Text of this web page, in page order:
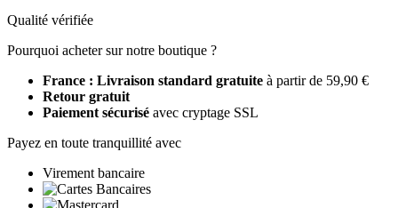
Qualité vérifiée
Pourquoi acheter sur notre boutique ?
France : Livraison standard gratuite à partir de 59,90 €
Retour gratuit
Paiement sécurisé avec cryptage SSL
Payez en toute tranquillité avec
Virement bancaire